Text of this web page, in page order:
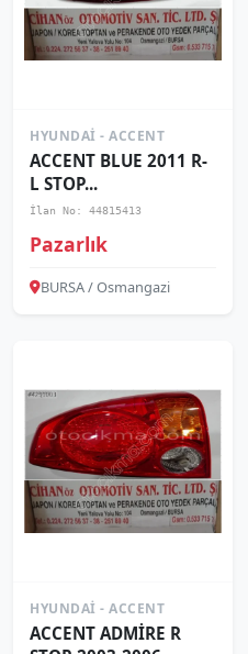
HYUNDAI - ACCENT
ACCENT BLUE 2011 R-
L STOP...
İlan No: 44815413
Pazarlık
BURSA / Osmangazi
HYUNDAI - ACCENT
ACCENT ADMİRE R